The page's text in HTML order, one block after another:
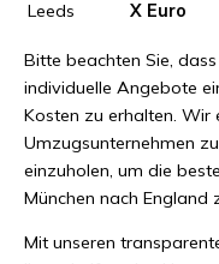
Leeds
X Euro
Bitte beachten Sie,
individuelle Angebote
Kosten zu erhalten. Wir
Umzugsunternehmen
einzuholen, um die
München nach England
Mit unseren